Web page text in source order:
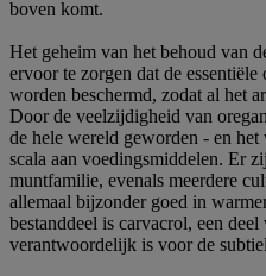
boven komt.
Het geheim van het behoud van
ervoor te zorgen dat de
worden beschermd, zodat al het
Door de veelzijdigheid van
de hele wereld geworden - en
scala aan voedingsmiddelen. Er
muntfamilie, evenals meerdere
allemaal bijzonder goed in
bestanddeel is carvacrol, een
verantwoordelijk is voor de